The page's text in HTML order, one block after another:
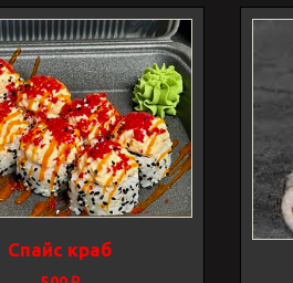
Спайс краб